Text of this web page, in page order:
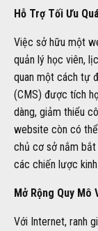
Hỗ Trợ Tối Ưu
Việc sở hữu một
quản lý học viên,
quan một cách tự
(CMS) được tích
dàng, giảm thiểu
website còn có
chủ cơ sở nắm
các chiến lược
Mở Rộng Quy Mô
Với Internet, ranh